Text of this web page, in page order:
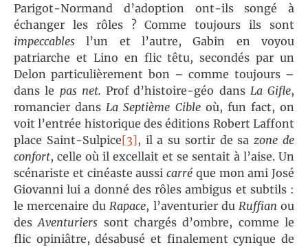
Parigot-Normand d’adoption ont-ils songé à
échanger les rôles ? Comme toujours ils sont
impeccablesl’un et l’autre, Gabin en voyou
patriarche et Lino en flic têtu, secondés par un
Delon particulièrement bon – comme toujours –
dans le pas net. Prof d’histoire-géo dans La Gifle,
romancier dans La Septième Cibleoù, fun fact, on
voit l’entrée historique des éditions Robert Laffont
place Saint-Sulpice[3], il a su sortir de sa zone de
confort, celle où il excellait et se sentait à l’aise. Un
scénariste et cinéaste aussi carré que mon ami José
Giovanni lui a donné des rôles ambigus et subtils :
le mercenaire du Rapace, l’aventurier du Ruffianou
desAventuriers sont chargés d’ombre, comme le
flic opiniâtre, désabusé et finalement cynique de